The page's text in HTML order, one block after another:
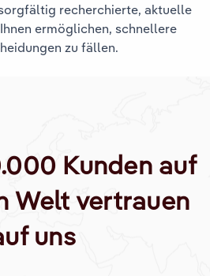
recherchierte, aktuelle
ermöglichen, schnellere
zu fällen.
Kunden auf
Welt vertrauen
uns